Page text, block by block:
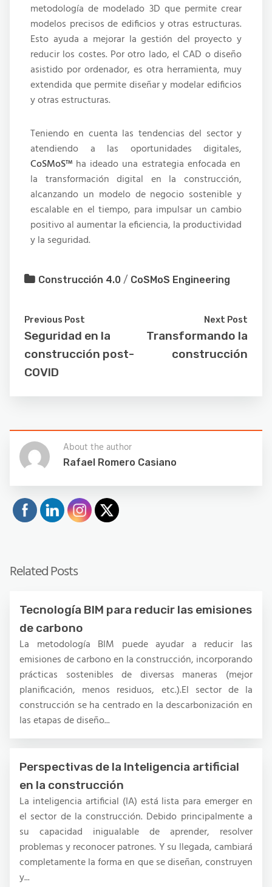
metodología de modelado 3D que permite crear
modelos precisos de edificios y otras estructuras.
Esto ayuda a mejorar la gestión del proyecto y
reducir los costes. Por otro lado, el CAD o diseño
asistido por ordenador, es otra herramienta, muy
extendida que permite diseñar y modelar edificios
y otras estructuras.
Teniendo en cuenta las tendencias del sector y
atendiendo a las oportunidades digitales,
CoSMoS™ ha ideado una estrategia enfocada en
la transformación digital en la construcción,
alcanzando un modelo de negocio sostenible y
escalable en el tiempo, para impulsar un cambio
positivo al aumentar la eficiencia, la productividad
y la seguridad.
Construcción 4.0 / CoSMoS Engineering
Previous Post
Seguridad en la
construcción post-
COVID
Next Post
Transformando la
construcción
About the author
Rafael Romero Casiano
Related Posts
Tecnología BIM para reducir las emisiones
de carbono
La metodología BIM puede ayudar a reducir las
emisiones de carbono en la construcción, incorporando
prácticas sostenibles de diversas maneras (mejor
planificación, menos residuos, etc.).El sector de la
construcción se ha centrado en la descarbonización en
las etapas de diseño...
Perspectivas de la Inteligencia artificial
en la construcción
La inteligencia artificial (IA) está lista para emerger en
el sector de la construcción. Debido principalmente a
su capacidad inigualable de aprender, resolver
problemas y reconocer patrones. Y su llegada, cambiará
completamente la forma en que se diseñan, construyen
y...